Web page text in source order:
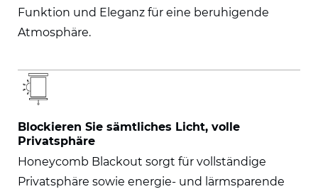
Funktion und Eleganz für eine beruhigende
Atmosphäre.
Blockieren Sie sämtliches Licht, volle
Privatsphäre
Honeycomb Blackout sorgt für vollständige
Privatsphäre sowie energie- und lärmsparende